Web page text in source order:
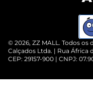
Cartão Presente
Compre pelo
© 2026, ZZ MALL. Todos os
Calçados Ltda. | Rua África
CEP: 29157-900 | CNPJ: